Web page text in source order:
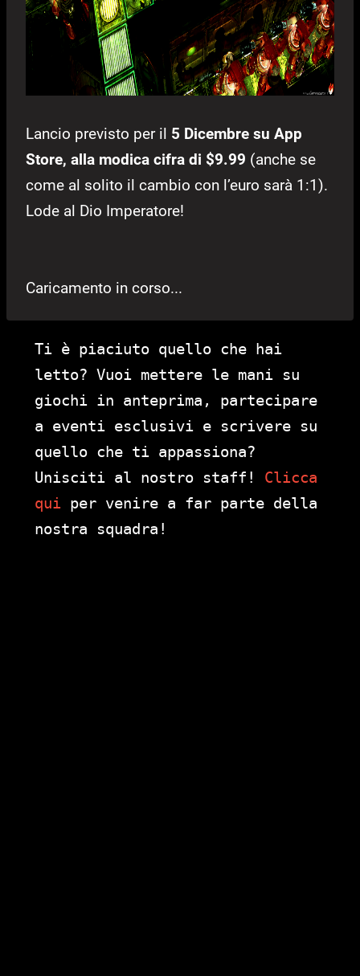
Lancio previsto per il 5 Dicembre su App
Store, alla modica cifra di $9.99 (anche se
come al solito il cambio con l’euro sarà 1:1).
Lode al Dio Imperatore!
Caricamento in corso...
Ti è piaciuto quello che hai
letto? Vuoi mettere le mani su
giochi in anteprima, partecipare
a eventi esclusivi e scrivere su
quello che ti appassiona?
Unisciti al nostro staff! Clicca
qui per venire a far parte della
nostra squadra!